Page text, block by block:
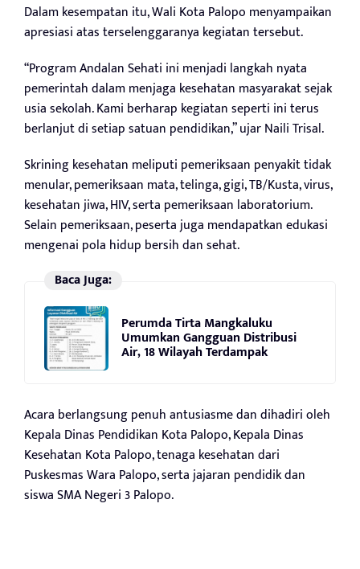
Dalam kesempatan itu, Wali Kota Palopo menyampaikan
apresiasi atas terselenggaranya kegiatan tersebut.
“Program Andalan Sehati ini menjadi langkah nyata
pemerintah dalam menjaga kesehatan masyarakat sejak
usia sekolah. Kami berharap kegiatan seperti ini terus
berlanjut di setiap satuan pendidikan,” ujar Naili Trisal.
Skrining kesehatan meliputi pemeriksaan penyakit tidak
menular, pemeriksaan mata, telinga, gigi, TB/Kusta, virus,
kesehatan jiwa, HIV, serta pemeriksaan laboratorium.
Selain pemeriksaan, peserta juga mendapatkan edukasi
mengenai pola hidup bersih dan sehat.
Baca Juga:
Perumda Tirta Mangkaluku
Umumkan Gangguan Distribusi
Air, 18 Wilayah Terdampak
Acara berlangsung penuh antusiasme dan dihadiri oleh
Kepala Dinas Pendidikan Kota Palopo, Kepala Dinas
Kesehatan Kota Palopo, tenaga kesehatan dari
Puskesmas Wara Palopo, serta jajaran pendidik dan
siswa SMA Negeri 3 Palopo.